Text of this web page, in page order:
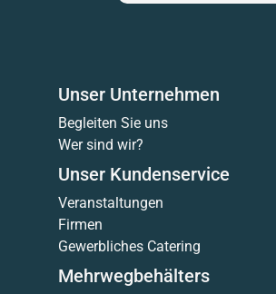
Unser Unternehmen
Begleiten Sie uns
Wer sind wir?
Unser Kundenservice
Veranstaltungen
Firmen
Gewerbliches Catering
Mehrwegbehälters